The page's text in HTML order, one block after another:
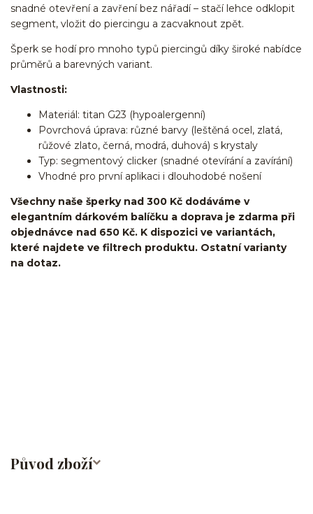
snadné otevření a zavření bez nářadí – stačí lehce odklopit
segment, vložit do piercingu a zacvaknout zpět.
Šperk se hodí pro mnoho typů piercingů díky široké nabídce
průměrů a barevných variant.
Vlastnosti:
Materiál: titan G23 (hypoalergenní)
Povrchová úprava: různé barvy (leštěná ocel, zlatá,
růžové zlato, černá, modrá, duhová) s krystaly
Typ: segmentový clicker (snadné otevírání a zavírání)
Vhodné pro první aplikaci i dlouhodobé nošení
Všechny naše šperky nad 300 Kč dodáváme v
elegantním dárkovém balíčku a doprava je zdarma při
objednávce nad 650 Kč. K dispozici ve variantách,
které najdete ve filtrech produktu. Ostatní varianty
na dotaz.
Původ zboží